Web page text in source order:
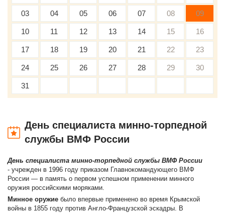
03 04 05 06 07 08 09
10 11 12 13 14 15 16
17 18 19 20 21 22 23
24 25 26 27 28 29 30
31
День специалиста минно-торпедной
службы ВМФ России
День специалиста минно-торпедной службы ВМФ России
- учрежден в 1996 году приказом Главнокомандующего ВМФ
России — в память о первом успешном применении минного
оружия российскими моряками.
Минное оружие было впервые применено во время Крымской
войны в 1855 году против Англо-Французской эскадры. В